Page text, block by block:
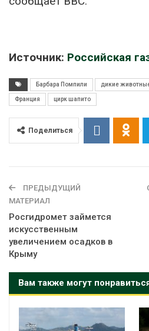
Источник: Российская
Барбара Помпили дикие
Франция цирк шапито
Поделиться
ПРЕДЫДУЩИЙ
МАТЕРИАЛ
Росгидромет займется
искусственным
увеличением осадков в
Крыму
Вам также могут